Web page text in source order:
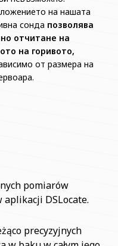
на нашата
сонда позволява
отчитане на
на горивото,
от размера на
pomiarów
DSLocate.
precyzyjnych